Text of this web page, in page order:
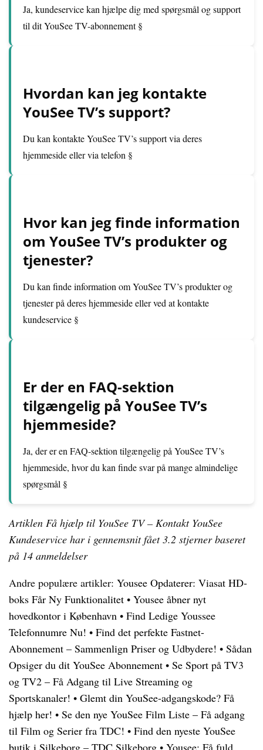
Ja, kundeservice kan hjælpe dig med spørgsmål og support
til dit YouSee TV-abonnement §
Hvordan kan jeg kontakte
YouSee TV’s support?
Du kan kontakte YouSee TV’s support via deres
hjemmeside eller via telefon §
Hvor kan jeg finde information
om YouSee TV’s produkter og
tjenester?
Du kan finde information om YouSee TV’s produkter og
tjenester på deres hjemmeside eller ved at kontakte
kundeservice §
Er der en FAQ-sektion
tilgængelig på YouSee TV’s
hjemmeside?
Ja, der er en FAQ-sektion tilgængelig på YouSee TV’s
hjemmeside, hvor du kan finde svar på mange almindelige
spørgsmål §
Artiklen Få hjælp til YouSee TV – Kontakt YouSee
Kundeservice har i gennemsnit fået3.2 stjerner baseret
på 14 anmeldelser
Andre populære artikler: Yousee Opdaterer: Viasat HD-
boks Får Ny Funktionalitet • Yousee åbner nyt
hovedkontor i København • Find Ledige Youssee
Telefonnumre Nu! • Find det perfekte Fastnet-
Abonnement – Sammenlign Priser og Udbydere! • Sådan
Opsiger du dit YouSee Abonnement • Se Sport på TV3
og TV2 – Få Adgang til Live Streaming og
Sportskanaler! • Glemt din YouSee-adgangskode? Få
hjælp her! • Se den nye YouSee Film Liste – Få adgang
til Film og Serier fra TDC! • Find den nyeste YouSee
butik i Silkeborg – TDC Silkeborg • Yousee: Få fuld